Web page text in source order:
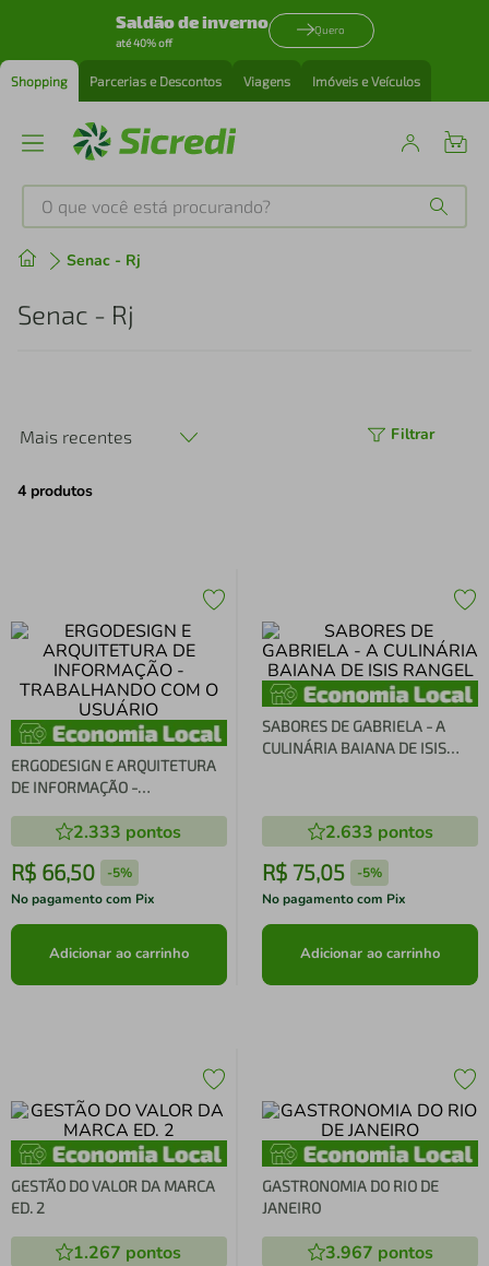
Saldão de inverno
até 40% off
Quero
Shopping Parcerias e Descontos Viagens Imóveis e Veículos
O que você está procurando?
Senac - Rj
Senac - Rj
Mais recentes Filtrar
4 produtos
ERGODESIGN E ARQUITETURA
DE INFORMAÇÃO -
USUÁRIO2.333 pontos
R$ 66,50 -5%
No pagamento com Pix
Adicionar ao carrinho
SABORES DE GABRIELA - A
CULINÁRIA BAIANA DE ISIS
2.633 pontos
R$ 75,05 -5%
No pagamento com Pix
Adicionar ao carrinho
GESTÃO DO VALOR DA MARCA
ED. 2
1.267 pontos
GASTRONOMIA DO RIO DE
JANEIRO
3.967 pontos
Produtos mais buscados
tenis
perfume
4º air fryer